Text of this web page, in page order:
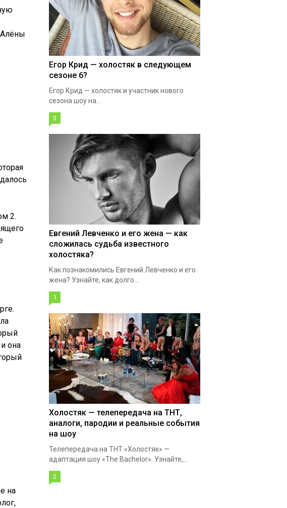
Алёны
2.
она
на
Егор Крид — холостяк в следующем
сезоне 6?
Егор Крид — холостяк и участник нового
сезона шоу на...
3
Евгений Левченко и его жена — как
сложилась судьба известного
холостяка?
Как познакомились Евгений Левченко и его
жена? Узнайте, как долго...
1
Холостяк — телепередача на ТНТ,
аналоги, пародии и реальные события
на шоу
Телепередача на ТНТ «Холостяк» —
адаптация шоу «The Bachelor». Узнайте,...
2